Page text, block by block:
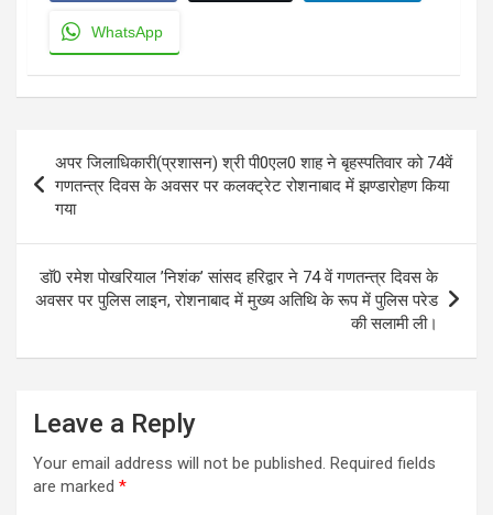
WhatsApp
navigation
अपर जिलाधिकारी(प्रशासन) श्री पी0एल0 शाह ने बृहस्पतिवार को 74वें
गणतन्त्र दिवस के अवसर पर कलक्ट्रेट रोशनाबाद में झण्डारोहण किया
गया
डाॅ0 रमेश पोखरियाल ’निशंक’ सांसद हरिद्वार ने 74 वें गणतन्त्र दिवस के
अवसर पर पुलिस लाइन, रोशनाबाद में मुख्य अतिथि के रूप में पुलिस परेड
की सलामी ली।
Leave a Reply
Your email address will not be published. Required fields
are marked *